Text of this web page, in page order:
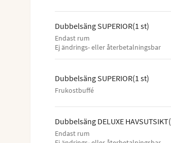
Dubbelsäng SUPERIOR(1 st)
Endast rum
Ej ändrings- eller återbetalningsbar
Dubbelsäng SUPERIOR(1 st)
Frukostbuffé
Dubbelsäng DELUXE HAVSUTSIKT(
Endast rum